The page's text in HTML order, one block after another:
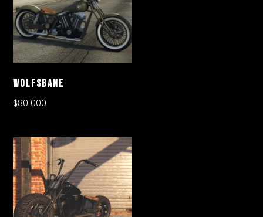
Wolfsbane
$80 000